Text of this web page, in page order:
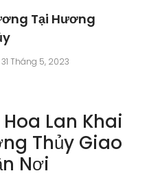
Tại Hương
31 Tháng 5, 2023
Lan Khai
Thủy Giao
Nơi